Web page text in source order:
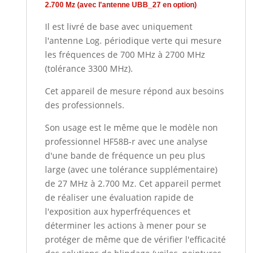
2.700 Mz (avec l'antenne UBB_27 en option)
Il est livré de base avec uniquement
l'antenne Log. périodique verte qui mesure
les fréquences de 700 MHz à 2700 MHz
(tolérance 3300 MHz).
Cet appareil de mesure répond aux besoins
des professionnels.
Son usage est le même que le modèle non
professionnel HF58B-r avec une analyse
d'une bande de fréquence un peu plus
large (avec une tolérance supplémentaire)
de 27 MHz à 2.700 Mz. Cet appareil permet
de réaliser une évaluation rapide de
l'exposition aux hyperfréquences et
déterminer les actions à mener pour se
protéger de même que de vérifier l'efficacité